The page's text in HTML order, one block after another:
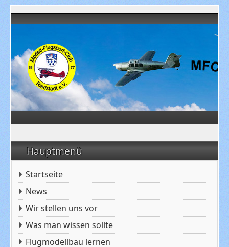
Hauptmenü
Startseite
News
Wir stellen uns vor
Was man wissen sollte
Flugmodellbau lernen